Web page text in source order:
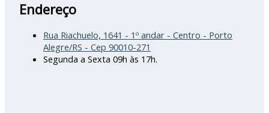
Endereço
Rua Riachuelo, 1641 - 1º andar - Centro - Porto
Alegre/RS - Cep 90010-271
Segunda a Sexta 09h às 17h.